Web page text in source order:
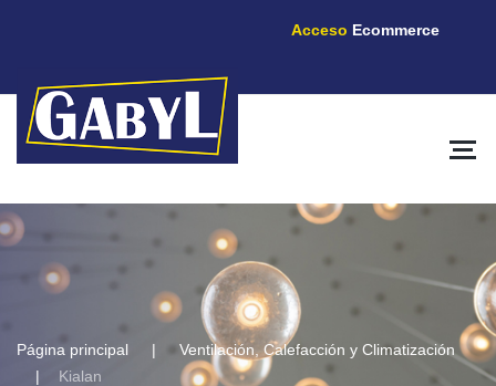
Página principal
Ventilación, Calefacción y Climatización
Kialan
Acceso Ecommerce